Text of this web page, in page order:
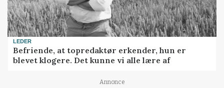
LEDER
Befriende, at topredaktør erkender, hun er
blevet klogere. Det kunne vi alle lære af
Annonce